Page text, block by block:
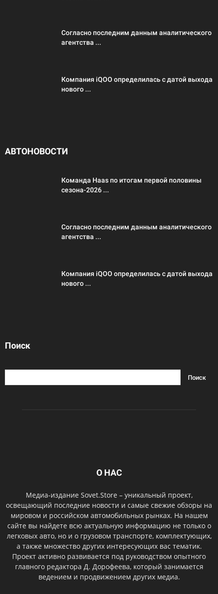
Согласно последним данным аналитического
агентства ...
Компания iQOO определилась с датой выхода
нового ...
АВТОНОВОСТИ
Команда Haas по итогам первой половины
сезона-2026 ...
Согласно последним данным аналитического
агентства ...
Компания iQOO определилась с датой выхода
нового ...
Поиск
О НАС
Медиа-издание Sovet.Store – уникальный проект,
освещающий последние новости и самые свежие обзоры на
мировом и российском автомобильных рынках. На нашем
сайте вы найдете всю актуальную информацию не только о
легковых авто, но и о грузовом транспорте, комплектующих,
а также множество других интересующих вас тематик.
Проект активно развивается под руководством опытного
главного редактора Д. Дорофеева, который занимается
ведением и продвижением других медиа.